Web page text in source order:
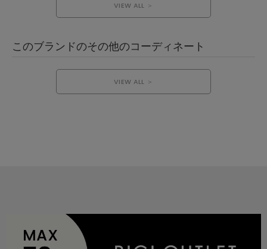
VIEW ALL ＞
このブランドのその他のコーディネート
VIEW ALL ＞